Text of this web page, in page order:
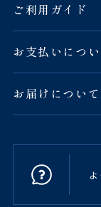
ご利用ガイド
お支払いについ
お届けについて